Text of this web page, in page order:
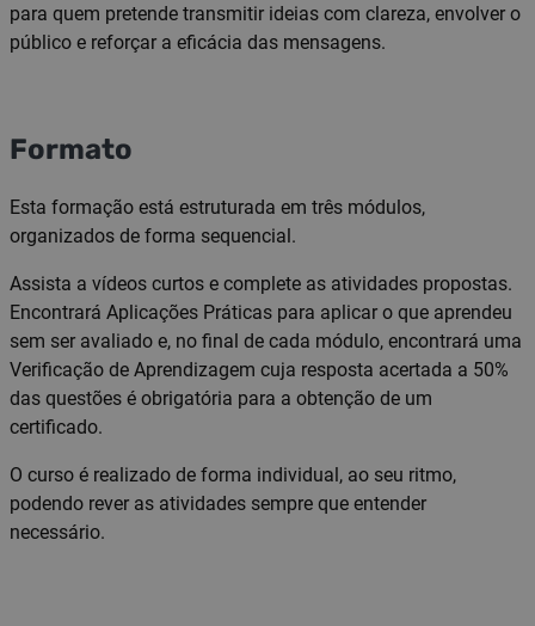
para quem pretende transmitir ideias com clareza, envolver o
público e reforçar a eficácia das mensagens.
Formato
Esta formação está estruturada em três módulos,
organizados de forma sequencial.
Assista a vídeos curtos e complete as atividades propostas.
Encontrará Aplicações Práticas para aplicar o que aprendeu
sem ser avaliado e, no final de cada módulo, encontrará uma
Verificação de Aprendizagem cuja resposta acertada a 50%
das questões é obrigatória para a obtenção de um
certificado.
O curso é realizado de forma individual, ao seu ritmo,
podendo rever as atividades sempre que entender
necessário.